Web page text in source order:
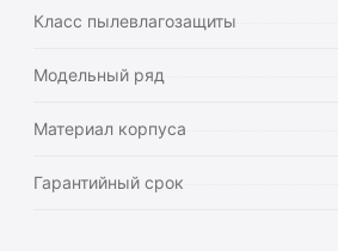
Класс пылевлагозащиты
Модельный ряд
Материал корпуса
Гарантийный срок